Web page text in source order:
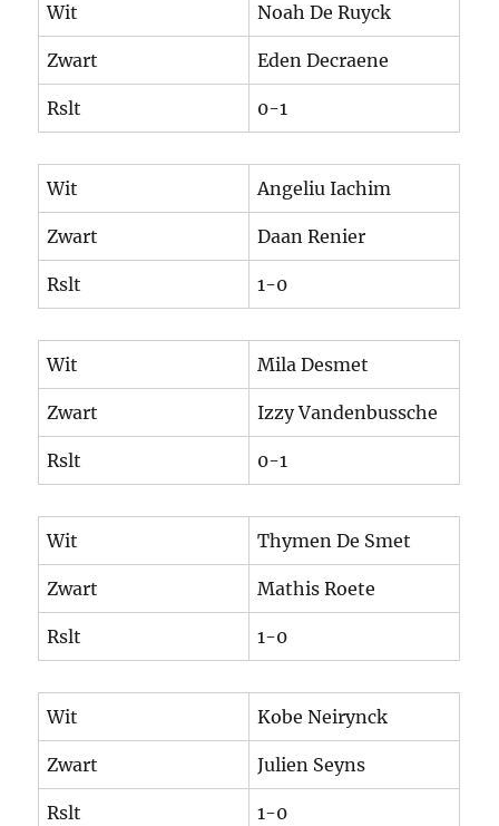
Wit Noah De Ruyck
Zwart Eden Decraene
Rslt 0-1
Wit Angeliu Iachim
Zwart Daan Renier
Rslt 1-0
Wit Mila Desmet
Zwart Izzy Vandenbussche
Rslt 0-1
Wit Thymen De Smet
Zwart Mathis Roete
Rslt 1-0
Wit Kobe Neirynck
Zwart Julien Seyns
Rslt 1-0